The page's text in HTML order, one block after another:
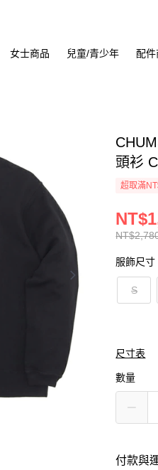
女士商品 兒童/青少年 配件
頭衫
超取滿
服飾尺寸
S
尺寸表
數量
付款與